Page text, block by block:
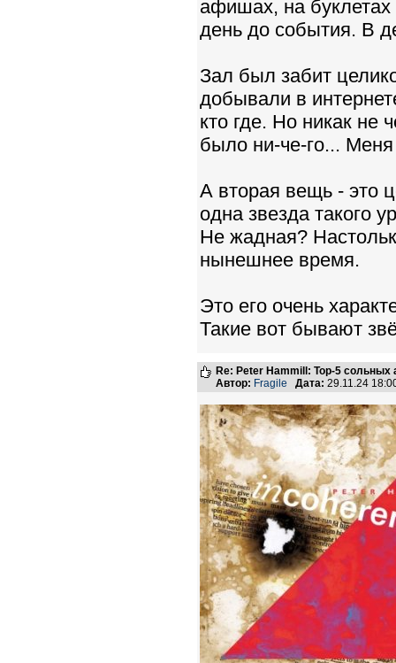
афишах, на буклетах
день до события. В
Зал был забит
добывали в
кто где. Но никак не
было ни-че-го... Меня
А вторая вещь - это
одна звезда такого
Не жадная?
нынешнее время.
Это его очень
Такие вот бывают
Re: Peter Hammill: Top-5 сольных
Автор: Fragile Дата: 29.11.24